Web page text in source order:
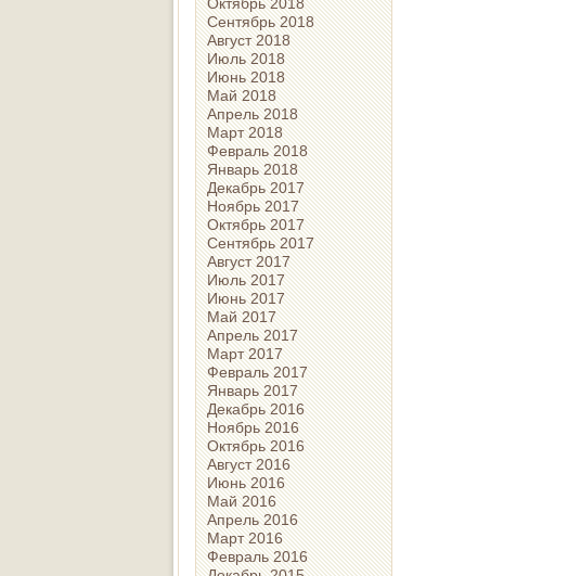
Сентябрь 2018
Август 2018
Июль 2018
Июнь 2018
Май 2018
Апрель 2018
Март 2018
Февраль 2018
Январь 2018
Декабрь 2017
Ноябрь 2017
Октябрь 2017
Сентябрь 2017
Август 2017
Июль 2017
Июнь 2017
Май 2017
Апрель 2017
Март 2017
Февраль 2017
Январь 2017
Декабрь 2016
Ноябрь 2016
Октябрь 2016
Август 2016
Июнь 2016
Май 2016
Апрель 2016
Март 2016
Февраль 2016